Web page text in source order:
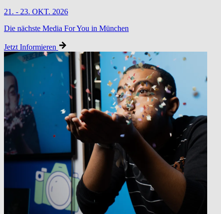
21. - 23. OKT. 2026
Die nächste Media For You in München
Jetzt Informieren